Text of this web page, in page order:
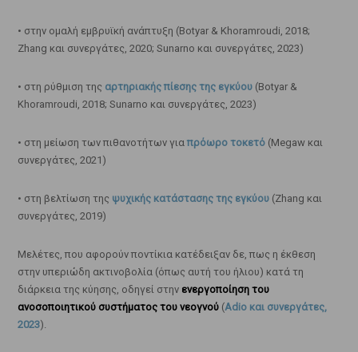
• στην ομαλή εμβρυϊκή ανάπτυξη (Botyar & Khoramroudi, 2018;
Zhang και συνεργάτες, 2020; Sunarno και συνεργάτες, 2023)
• στη ρύθμιση της αρτηριακής πίεσης της εγκύου(Botyar &
Khoramroudi, 2018; Sunarno και συνεργάτες, 2023)
• στη μείωση των πιθανοτήτων για πρόωρο τοκετό(Megaw και
συνεργάτες, 2021)
• στη βελτίωση της ψυχικής κατάστασης της εγκύου(Zhang και
συνεργάτες, 2019)
Μελέτες, που αφορούν ποντίκια κατέδειξαν δε, πως η έκθεση
στην υπεριώδη ακτινοβολία (όπως αυτή του ήλιου) κατά τη
διάρκεια της κύησης, οδηγεί στην ενεργοποίηση του
ανοσοποιητικού συστήματος του νεογνού(Adio και συνεργάτες,
2023).